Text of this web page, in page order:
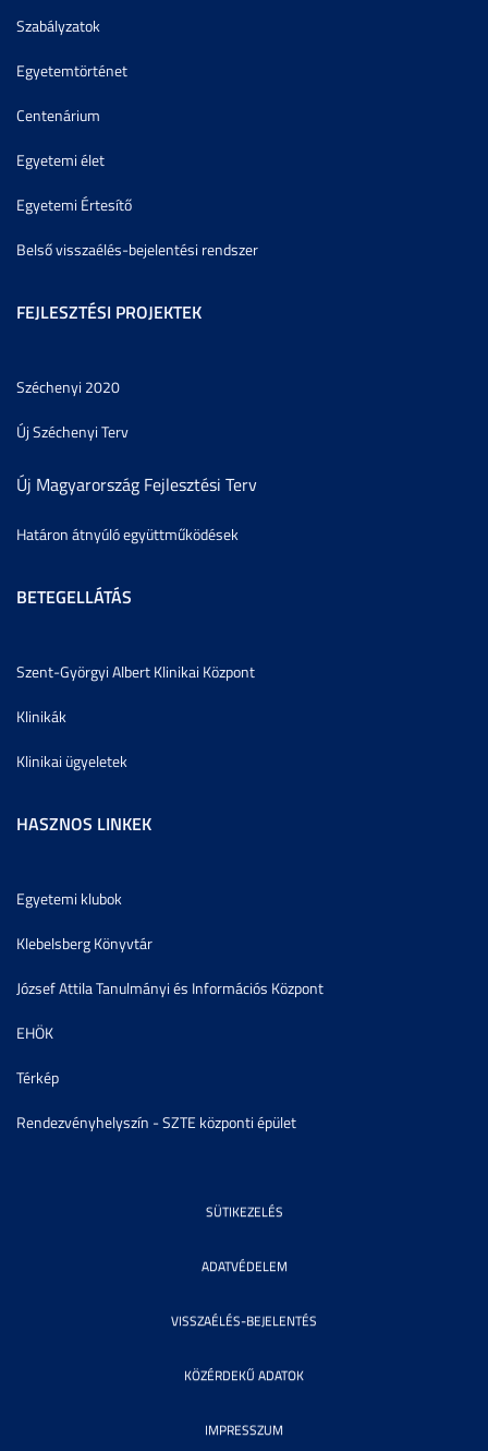
Szabályzatok
Egyetemtörténet
Centenárium
Egyetemi élet
Egyetemi Értesítő
Belső visszaélés-bejelentési rendszer
FEJLESZTÉSI PROJEKTEK
Széchenyi 2020
Új Széchenyi Terv
Új Magyarország Fejlesztési Terv
Határon átnyúló együttműködések
BETEGELLÁTÁS
Szent-Györgyi Albert Klinikai Központ
Klinikák
Klinikai ügyeletek
HASZNOS LINKEK
Egyetemi klubok
Klebelsberg Könyvtár
József Attila Tanulmányi és Információs Központ
EHÖK
Térkép
Rendezvényhelyszín - SZTE központi épület
SÜTIKEZELÉS
ADATVÉDELEM
VISSZAÉLÉS-BEJELENTÉS
KÖZÉRDEKŰ ADATOK
IMPRESSZUM